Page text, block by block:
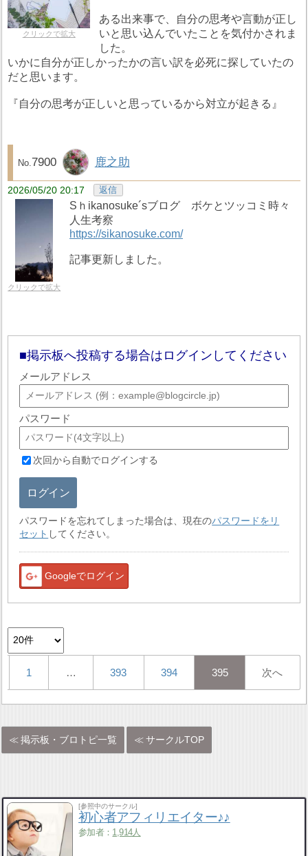
クリックで拡大
ある出来事で、自分の思考や言動が正し
いと思い込んでいたことを気付かされま
した。
いかに自分が正しかったかの言い訳を必死に探していたの
だと思います。
『自分の思考が正しいと思っているから対立が起きる』
7900 鹿之助
2026/05/20 20:17 返信
クリックで拡大
Sｈikanosuke´sブログ ボケとツッコミ時々
人生考察
https://sikanosuke.com/
記事更新しました。
掲示板へ投稿する場合はログインしてください
メールアドレス
パスワード
次回から自動でログインする
ログイン
パスワードを忘れてしまった場合は、現在のパスワードをリ
セット してください。
Googleでログイン
1 … 393 394 395 次へ
掲示板・ブロトピ一覧 サークルTOP
[参照中のサークル]
初心者アフィリエイター♪♪
参加者： 1,914人